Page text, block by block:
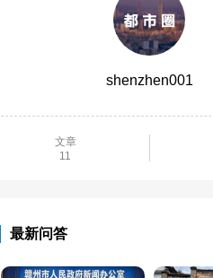
shenzhen001
文章
11
最新问答